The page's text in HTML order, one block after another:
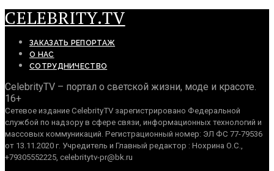
CELEBRITY.TV
ЗАКАЗАТЬ РЕПОРТАЖ
О НАС
СОТРУДНИЧЕСТВО
CelebrityTV – портал о светской жизни, моде и красоте.
16+
Сетевое издание CelebrityTV зарегистрировано Федеральной
службой по надзору в сфере связи, информационных технологий и
массовых коммуникаций. Регистрационный номер: ЭЛ ФС 77-79536
от 13.11.2020 г. Учредитель и Главный редактор : Нохрина О.С.,
+79305552225, celebritytv-pr@bk.ru